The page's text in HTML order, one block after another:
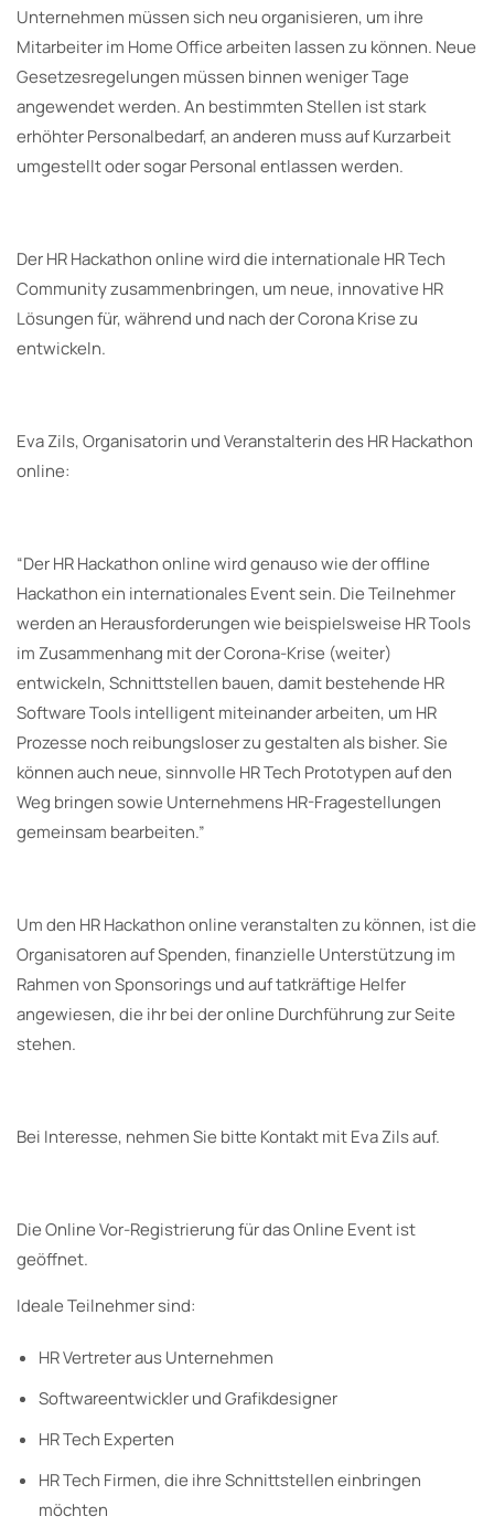
Unternehmen müssen sich neu organisieren, um ihre
Mitarbeiter im Home Office arbeiten lassen zu können. Neue
Gesetzesregelungen müssen binnen weniger Tage
angewendet werden. An bestimmten Stellen ist stark
erhöhter Personalbedarf, an anderen muss auf Kurzarbeit
umgestellt oder sogar Personal entlassen werden.
Der HR Hackathon online wird die internationale HR Tech
Community zusammenbringen, um neue, innovative HR
Lösungen für, während und nach der Corona Krise zu
entwickeln.
Eva Zils, Organisatorin und Veranstalterin des HR Hackathon
online:
“Der HR Hackathon online wird genauso wie der offline
Hackathon ein internationales Event sein. Die Teilnehmer
werden an Herausforderungen wie beispielsweise HR Tools
im Zusammenhang mit der Corona-Krise (weiter)
entwickeln, Schnittstellen bauen, damit bestehende HR
Software Tools intelligent miteinander arbeiten, um HR
Prozesse noch reibungsloser zu gestalten als bisher. Sie
können auch neue, sinnvolle HR Tech Prototypen auf den
Weg bringen sowie Unternehmens HR-Fragestellungen
gemeinsam bearbeiten.”
Um den HR Hackathon online veranstalten zu können, ist die
Organisatoren auf Spenden, finanzielle Unterstützung im
Rahmen von Sponsorings und auf tatkräftige Helfer
angewiesen, die ihr bei der online Durchführung zur Seite
stehen.
Bei Interesse, nehmen Sie bitte Kontakt mit Eva Zils auf.
Die Online Vor-Registrierung für das Online Event ist
geöffnet.
Ideale Teilnehmer sind:
HR Vertreter aus Unternehmen
Softwareentwickler und Grafikdesigner
HR Tech Experten
HR Tech Firmen, die ihre Schnittstellen einbringen
möchten